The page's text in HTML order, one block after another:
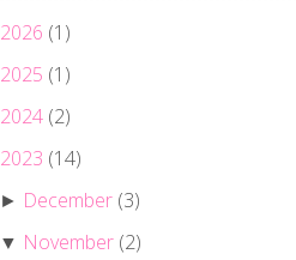
2026 (1)
2025 (1)
2024 (2)
2023 (14)
► December (3)
▼ November (2)